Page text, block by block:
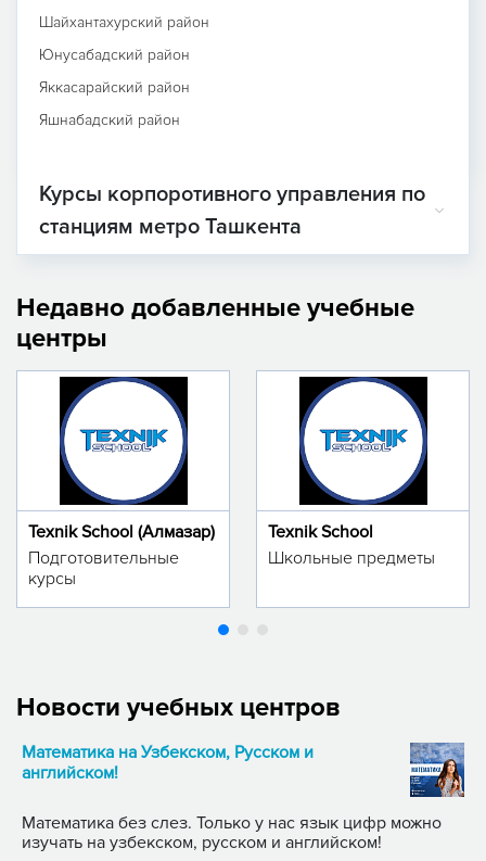
Шайхантахурский район
Юнусабадский район
Яккасарайский район
Яшнабадский район
Курсы корпоротивного управления по
станциям метро Ташкента
Недавно добавленные учебные
центры
Texnik School (Алмазар)
Подготовительные
курсы
Texnik School
Школьные предметы
Новости учебных центров
Математика на Узбекском, Русском и
английском!
Математика без слез. Только у нас язык цифр можно
изучать на узбекском, русском и английском!